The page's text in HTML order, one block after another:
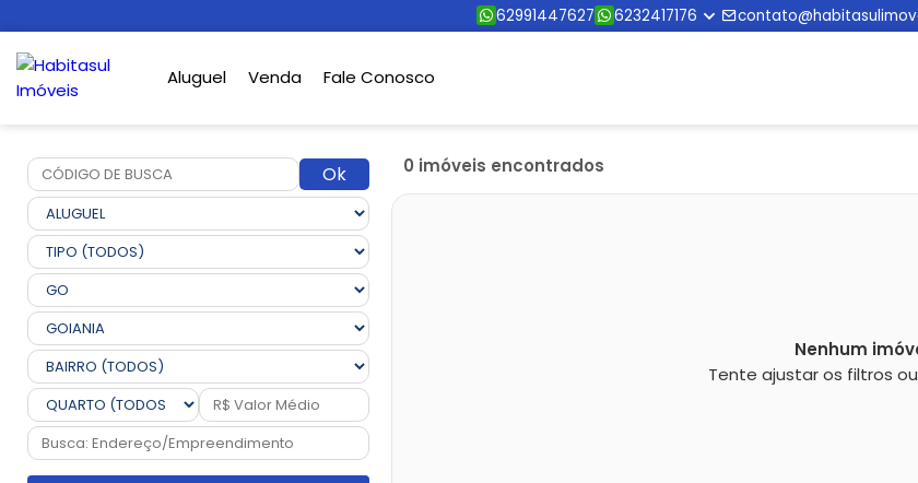
62991447627 6232417176
Aluguel Venda Fale Conosco
Ok 0 imóveis encontrados
Nenhum
Tente ajustar os filtros